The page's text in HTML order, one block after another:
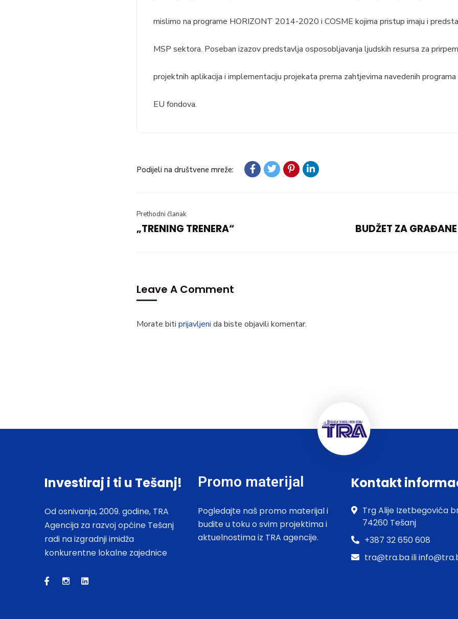
mislimo na programe HORIZONT 2014-2020 i COSME kojima pristup imaju i
MSP sektora. Poseban izazov predstavlja osposobljavanja ljudskih resursa za
projektnih aplikacija i implementaciju projekata prema zahtjevima navedenih programa
EU fondova.
Podijeli na društvene mreže:
Prethodni članak
„TRENING TRENERA“ BUDŽET ZA
Leave A Comment
Morate biti prijavljeni da biste objavili komentar.
Investiraj i ti u Tešanj!
Od osnivanja, 2009. godine, TRA
Agencija za razvoj općine Tešanj
radi na izgradnji imidža
konkurentne lokalne zajednice
Promo materijal
Pogledajte naš promo materijal i
budite u toku o svim projektima i
aktuelnostima iz TRA agencije.
Kontakt
Trg Alije Izetbegovića
74260 Tešanj
+387 32 650 608
tra@tra.ba ili